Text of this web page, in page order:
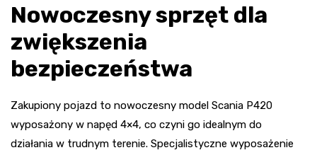
Nowoczesny sprzęt dla
zwiększenia
bezpieczeństwa
Zakupiony pojazd to nowoczesny model Scania P420
wyposażony w napęd 4×4, co czyni go idealnym do
działania w trudnym terenie. Specjalistyczne wyposażenie